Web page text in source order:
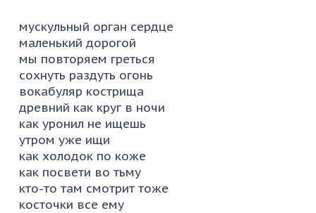
мускульный орган сердце
маленький дорогой
мы повторяем греться
сохнуть раздуть огонь
вокабуляр кострища
древний как круг в ночи
как уронил не ищешь
утром уже ищи
как холодок по коже
как посвети во тьму
кто-то там смотрит тоже
косточки все ему